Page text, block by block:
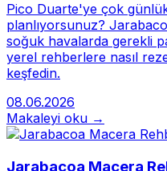
Pico Duarte'ye çok
planlıyorsunuz?
soğuk havalarda gerekli
yerel rehberlere nasıl
keşfedin.
08.06.2026
Makaleyi oku →
Jarabacoa Macera